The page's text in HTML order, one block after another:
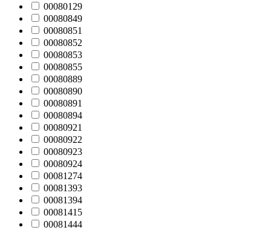
00080129
00080849
00080851
00080852
00080853
00080855
00080889
00080890
00080891
00080894
00080921
00080922
00080923
00080924
00081274
00081393
00081394
00081415
00081444